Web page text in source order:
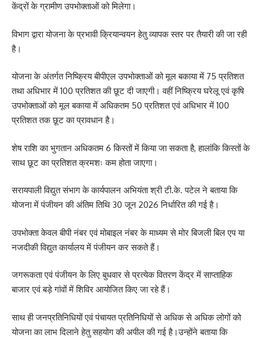
केंद्रों के ग्रामीण उपभोक्ताओं को मिलेगा।
विभाग द्वारा योजना के प्रभावी क्रियान्वयन हेतु व्यापक स्तर पर तैयारी की जा रही
है।
योजना के अंतर्गत निष्क्रिय बीपीएल उपभोक्ताओं को मूल बकाया में 75 प्रतिशत
तथा अधिभार में 100 प्रतिशत की छूट दी जाएगी। वहीं निष्क्रिय घरेलू एवं कृषि
उपभोक्ताओं को मूल बकाया में अधिकतम 50 प्रतिशत एवं अधिभार में 100
प्रतिशत तक छूट का प्रावधान है।
शेष राशि का भुगतान अधिकतम 6 किस्तों में किया जा सकता है, हालांकि किस्तों के
साथ छूट का प्रतिशत क्रमशः कम होता जाएगा।
सरायपाली विद्युत संभाग के कार्यपालन अभियंता श्री टी.के. पटेल ने बताया कि
योजना में पंजीयन की अंतिम तिथि 30 जून 2026 निर्धारित की गई है।
उपभोक्ता केवल बीपी नंबर एवं मोबाइल नंबर के माध्यम से मोर बिजली बिल एप या
नजदीकी विद्युत कार्यालय में पंजीयन कर सकते हैं।
जगरूकता एवं पंजीयन के लिए बुधवार से प्रत्येक वितरण केंद्र में साप्ताहिक
बाजार एवं बड़े गांवों में शिविर आयोजित किए जा रहे हैं।
साथ ही जनप्रतिनिधियों एवं पंचायत प्रतिनिधियों से अधिक से अधिक लोगों को
योजना का लाभ दिलाने हेतु सहयोग की अपील की गई है।उन्होंने बताया कि